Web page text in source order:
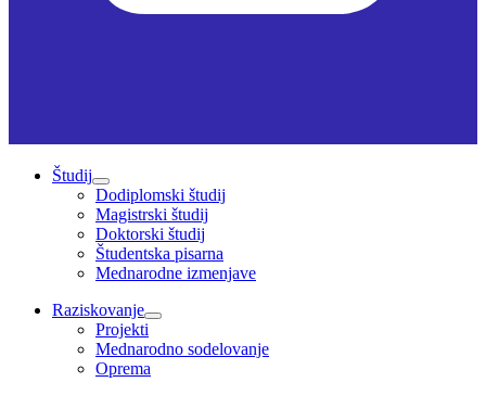
Študij
Dodiplomski študij
Magistrski študij
Doktorski študij
Študentska pisarna
Mednarodne izmenjave
Raziskovanje
Projekti
Mednarodno sodelovanje
Oprema